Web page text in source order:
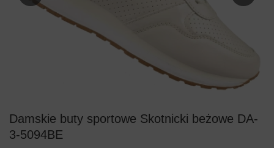
Damskie buty sportowe Skotnicki beżowe DA-
3-5094BE